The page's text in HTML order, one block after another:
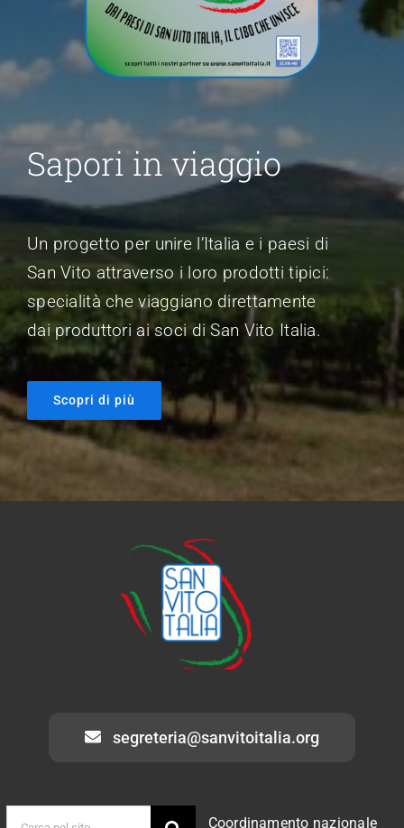
Sapori in viaggio
Un progetto per unire l’Italia e i paesi di
San Vito attraverso i loro prodotti tipici:
specialità che viaggiano direttamente
dai produttori ai soci di San Vito Italia.
Scopri di più
segreteria@sanvitoitalia.org
Cerca Coordinamento nazionale